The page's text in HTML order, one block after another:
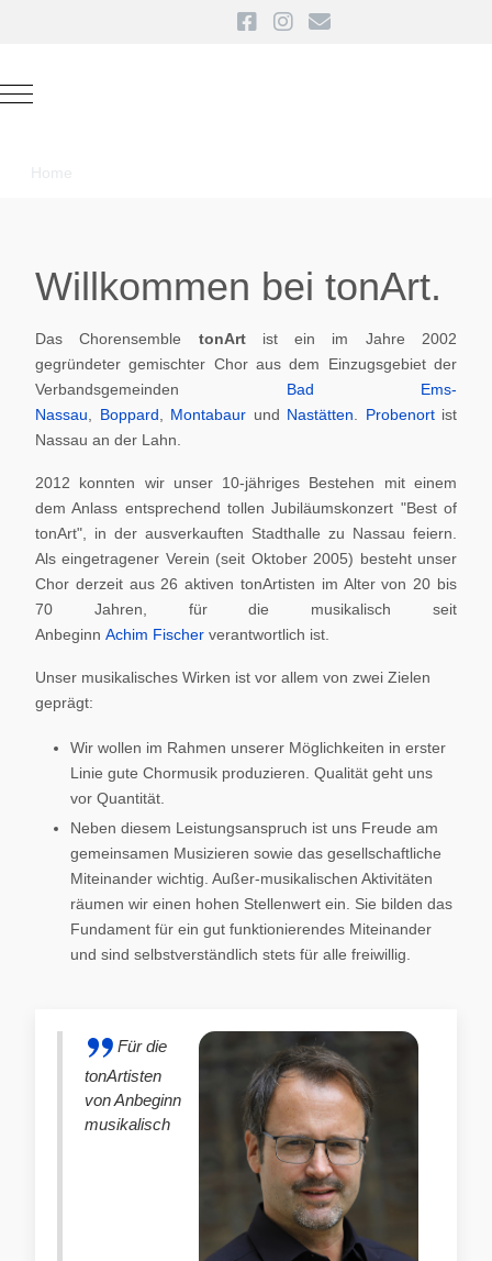
Mobile Menu Toggle
Home
Willkommen bei tonArt.
Das Chorensemble tonArt ist ein im Jahre 2002
gegründeter gemischter Chor aus dem Einzugsgebiet der
Verbandsgemeinden Bad Ems-
Nassau
Boppard Montabaur und Nastätten Probenortist
Nassau an der Lahn.
2012 konnten wir unser 10-jähriges Bestehen mit einem
dem Anlass entsprechend tollen Jubiläumskonzert "Best of
tonArt", in der ausverkauften Stadthalle zu Nassau feiern.
Als eingetragener Verein (seit Oktober 2005) besteht unser
Chor derzeit aus 26 aktiven tonArtisten im Alter von 20 bis
70 Jahren, für die musikalisch seit
Anbeginn Achim Fischer verantwortlich ist.
Unser musikalisches Wirken ist vor allem von zwei Zielen
geprägt:
Wir wollen im Rahmen unserer Möglichkeiten in erster
Linie gute Chormusik produzieren. Qualität geht uns
vor Quantität.
Neben diesem Leistungsanspruch ist uns Freude am
gemeinsamen Musizieren sowie das gesellschaftliche
Miteinander wichtig. Außer-musikalischen Aktivitäten
räumen wir einen hohen Stellenwert ein. Sie bilden das
Fundament für ein gut funktionierendes Miteinander
und sind selbstverständlich stets für alle freiwillig.
Für die
tonArtisten
von Anbeginn
musikalisch